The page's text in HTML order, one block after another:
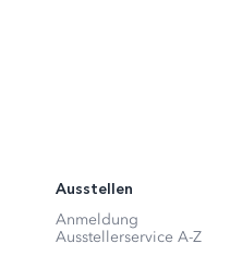
Ausstellen
Anmeldung
Ausstellerservice A-Z